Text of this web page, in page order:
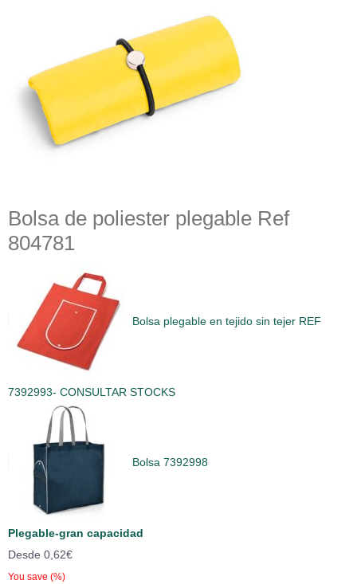
Bolsa de poliester plegable Ref
804781
Bolsa plegable en tejido sin tejer REF
7392993- CONSULTAR STOCKS
Bolsa 7392998
Plegable-gran capacidad
Desde 0,62€
You save (%)